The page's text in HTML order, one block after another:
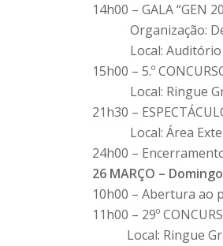
14h00 – GALA “GEN
Organização:
Local: Auditório
15h00 – 5.º
Local: Ringue
21h30 –
Local: Área
24h00 –
26 MARÇO – Domingo
10h00 – Abertura ao
11h00 – 29º
Local: Ringue